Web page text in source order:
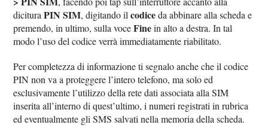
dicituraPIN SIM, digitando ilcodiceda abbinare alla scheda e
premendo, in ultimo, sulla voceFinein alto a destra. In tal
modo l’uso del codice verrà immediatamente riabilitato.
Per completezza di informazione ti segnalo anche che il codice
PIN non va a proteggere l’intero telefono, ma solo ed
esclusivamente l’utilizzo della rete dati associata alla SIM
inserita all’interno di quest’ultimo, i numeri registrati in rubrica
ed eventualmente gli SMS salvati nella memoria della scheda.